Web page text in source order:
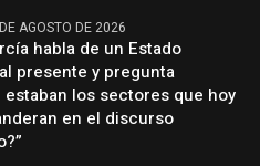
AGOSTO DE 2026
habla de un Estado
presente y pregunta
estaban los sectores que hoy
en el discurso